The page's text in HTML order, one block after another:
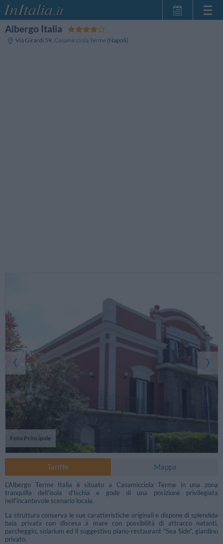
Albergo Italia
Via Girardi 59, Casamicciola Terme (Napoli)
Foto Principale
Tariffe Mappa
L'Albergo Terme Italia è situato a Casamicciola Terme in una zona
tranquilla dell'isola d'Ischia e gode di una posizione privilegiata
nell'incantevole scenario locale.
La struttura conserva le sue caratteristiche originali e dispone di splendida
baia privata con discesa a mare con possibilità di attracco natanti,
parcheggio, solarium ed il suggestivo piano-restaurant "Sea Side", giardino
privato.